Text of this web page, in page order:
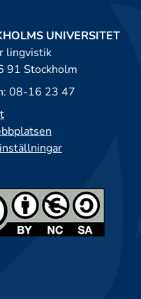
UNIVERSITET
lingvistik
91 Stockholm
08-16 23 47